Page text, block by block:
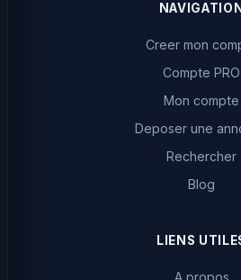
NAVIGATION
Creer mon
Compte PRO
Mon compte
Deposer une
Rechercher
Blog
LIENS